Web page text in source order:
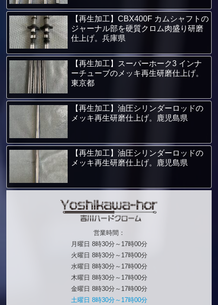
【再生加工】CBX400F カムシャフトの
ジャーナル部を硬質クロム肉盛り研磨
仕上げ。兵庫県
【再生加工】スーパーホーク3 インナ
ーチューブのメッキ再生研磨仕上げ。
東京都
【再生加工】油圧シリンダーロッドの
メッキ再生研磨仕上げ。鹿児島県
【再生加工】油圧シリンダーロッドの
メッキ再生研磨仕上げ。鹿児島県
営業時間：
月曜日 8時30分～17時00分
火曜日 8時30分～17時00分
水曜日 8時30分～17時00分
木曜日 8時30分～17時00分
金曜日 8時30分～17時00分
土曜日 8時30分～17時00分